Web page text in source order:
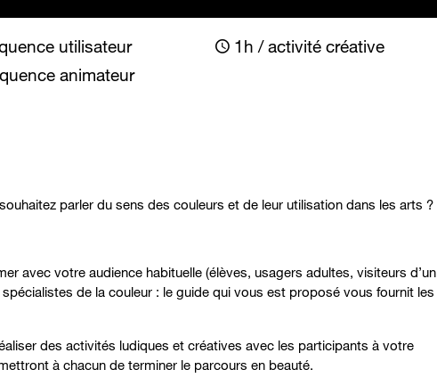
utilisateur
animateur
1h / activité créative
parler du sens des couleurs et de leur utilisation dans les arts ?
avec votre audience habituelle (élèves, usagers adultes, visiteurs d’un
de la couleur : le guide qui vous est proposé vous fournit les
des activités ludiques et créatives avec les participants à votre
à chacun de terminer le parcours en beauté.